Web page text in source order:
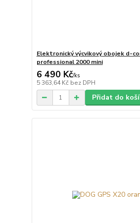
Elektronický výcvikový obojek d-
professional 2000 mini
6 490 Kč/ks
5 363,64 Kč bez DPH
Přidat do